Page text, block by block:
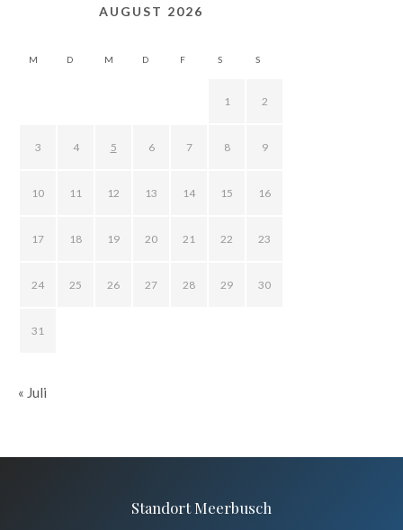
AUGUST 2026
M D M D F S S
1 2
3 4 5 6 7 8 9
10 11 12 13 14 15 16
17 18 19 20 21 22 23
24 25 26 27 28 29 30
31
« Juli
Standort Meerbusch